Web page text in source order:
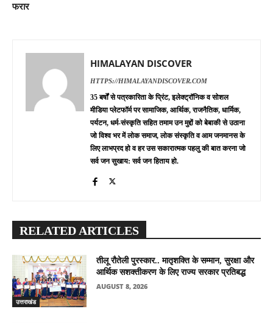
फरार
HIMALAYAN DISCOVER
HTTPS://HIMALAYANDISCOVER.COM
35 बर्षों से पत्रकारिता के प्रिंट, इलेक्ट्रॉनिक व सोशल
मीडिया प्लेटफॉर्म पर सामाजिक, आर्थिक, राजनैतिक, धार्मिक,
पर्यटन, धर्म-संस्कृति सहित तमाम उन मुद्दों को बेबाकी से उठाना
जो विश्व भर में लोक समाज, लोक संस्कृति व आम जनमानस के
लिए लाभप्रद हो व हर उस सकारात्मक पहलु की बात करना जो
सर्व जन सुखाय: सर्व जन हिताय हो.
RELATED ARTICLES
उत्तराखंड
तीलू रौतेली पुरस्कार.. मातृशक्ति के सम्मान, सुरक्षा और
आर्थिक सशक्तीकरण के लिए राज्य सरकार प्रतिबद्ध
AUGUST 8, 2026